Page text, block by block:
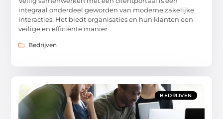
integraal onderdeel geworden van moderne zakelijke
interacties. Het biedt organisaties en hun klanten een
veilige en efficiënte manier
Bedrijven
BEDRIJVEN